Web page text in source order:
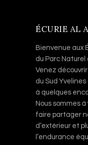
ÉCURIE AL
Bienvenue aux
du Parc Naturel
Venez
du Sud
à quelques
Nous sommes
faire partager
d’extérieur et
l’endurance